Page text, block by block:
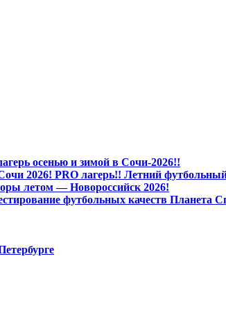
осенью и зимой в Сочи-2026!!
2026! PRO лагерь!! Летний футбольный
летом — Новороссийск 2026!
футбольных качеств Планета